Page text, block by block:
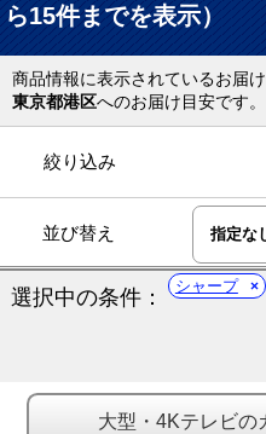
ら15件までを表示）
商品情報に表示されているお届け
東京都港区へのお届け目安です。
絞り込み
並び替え
選択中の条件： シャープ
大型・4Kテレビの